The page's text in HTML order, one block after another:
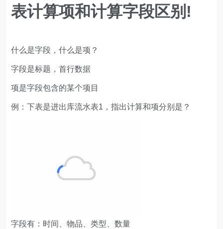
表计算项和计算字段区别!
什么是字段，什么是项？
字段是标题，首行数据
项是字段包含的某个项目
例：下表是进出库流水表1，指出计算和项分别是？
字段有：时间、物品、类型、数量